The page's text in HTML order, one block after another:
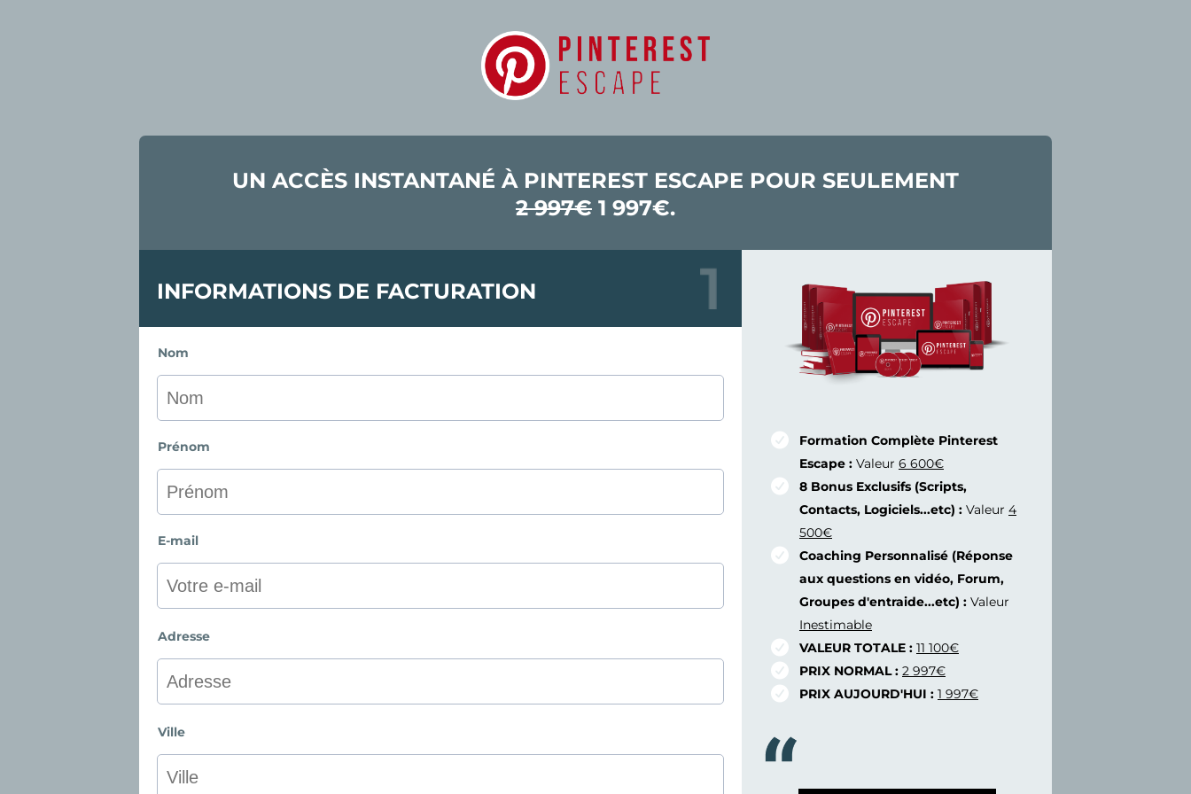
UN ACCÈS INSTANTANÉ À PINTEREST ESCAPE POUR SEULEMENT
2 997€1 997€.
INFORMATIONS DE FACTURATION
Nom
Prénom
E-mail
Adresse
Ville
Formation Complète Pinterest
Escape : Valeur 6 600€
8 Bonus Exclusifs (Scripts,
Contacts, Logiciels...etc) : Valeur 4
500€
Coaching Personnalisé (Réponse
aux questions en vidéo, Forum,
Groupes d'entraide...etc) : Valeur
Inestimable
VALEUR TOTALE : 11 100€
PRIX NORMAL : 2 997€
PRIX AUJOURD'HUI : 1 997€